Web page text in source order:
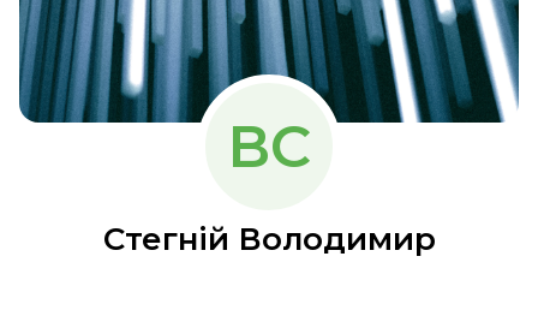
ВС
Стегній Володимир